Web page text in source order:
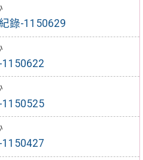
錄-1150629